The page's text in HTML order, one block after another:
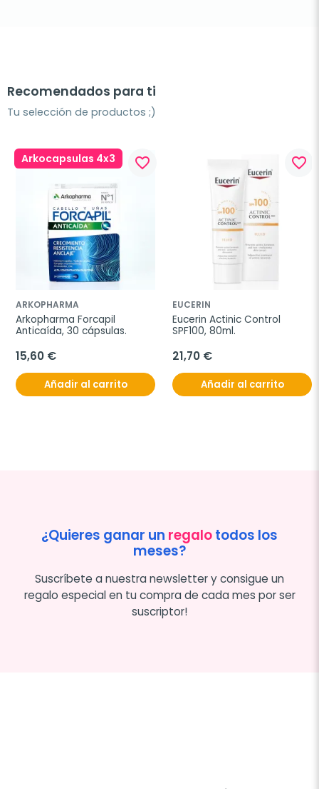
Recomendados para ti
Tu selección de productos ;)
Arkocapsulas 4x3 favorite_border
ARKOPHARMA
Arkopharma Forcapil
Anticaída, 30 cápsulas.
15,60 €
Añadir al carrito
favorite_border
EUCERIN
Eucerin Actinic Control
SPF100, 80ml.
21,70 €
Añadir al carrito
¿Quieres ganar un regalotodos los
meses?
Suscríbete a nuestra newsletter y consigue un
regalo especial en tu compra de cada mes por ser
suscriptor!